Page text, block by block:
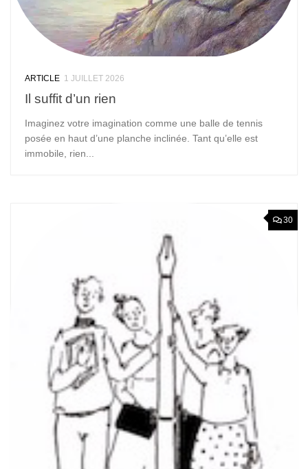
ARTICLE 1 JUILLET 2026
Il suffit d’un rien
Imaginez votre imagination comme une balle de tennis
posée en haut d’une planche inclinée. Tant qu’elle est
immobile, rien...
30